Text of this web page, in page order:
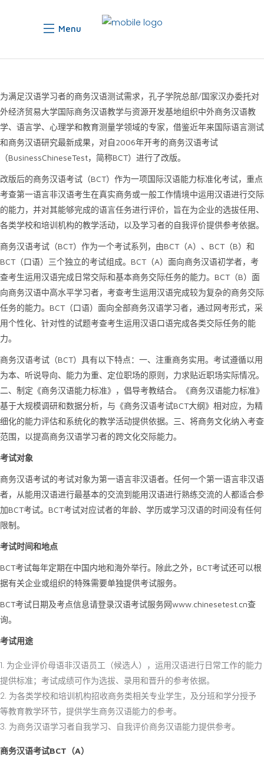
Menu
为满足汉语学习者的商务汉语测试需求，孔子学院总部/国家汉办委托对
外经济贸易大学国际商务汉语教学与资源开发基地组织中外商务汉语教
学、语言学、心理学和教育测量学领域的专家，借鉴近年来国际语言测试
和商务汉语研究最新成果，对自2006年开考的商务汉语考试
（BusinessChineseTest，简称BCT）进行了改版。
改版后的商务汉语考试（BCT）作为一项国际汉语能力标准化考试，重点
考查第一语言非汉语考生在真实商务或一般工作情境中运用汉语进行交际
的能力，并对其能够完成的语言任务进行评价，旨在为企业的选拔任用、
各类学校和培训机构的教学活动，以及学习者的自我评价提供参考依据。
商务汉语考试（BCT）作为一个考试系列，由BCT（A）、BCT（B）和
BCT（口语）三个独立的考试组成。BCT（A）面向商务汉语初学者，考
查考生运用汉语完成日常交际和基本商务交际任务的能力。BCT（B）面
向商务汉语中高水平学习者，考查考生运用汉语完成较为复杂的商务交际
任务的能力。BCT（口语）面向全部商务汉语学习者，通过网考形式，采
用个性化、针对性的试题考查考生运用汉语口语完成各类交际任务的能
力。
商务汉语考试（BCT）具有以下特点：一、注重商务实用。考试遵循以用
为本、听说导向、能力为重、定位职场的原则，力求贴近职场实际情况。
二、制定《商务汉语能力标准》，倡导考教结合。《商务汉语能力标准》
基于大规模调研和数据分析，与《商务汉语考试BCT大纲》相对应，为精
细化的能力评估和系统化的教学活动提供依据。三、将商务文化纳入考查
范围，以提高商务汉语学习者的跨文化交际能力。
考试对象
商务汉语考试的考试对象为第一语言非汉语者。任何一个第一语言非汉语
者，从能用汉语进行最基本的交流到能用汉语进行熟练交流的人都适合参
加BCT考试。BCT考试对应试者的年龄、学历或学习汉语的时间没有任何
限制。
考试时间和地点
BCT考试每年定期在中国内地和海外举行。除此之外，BCT考试还可以根
据有关企业或组织的特殊需要单独提供考试服务。
BCT考试日期及考点信息请登录汉语考试服务网www.chinesetest.cn查
询。
考试用途
为企业评价母语非汉语员工（候选人），运用汉语进行日常工作的能力
提供标准；考试成绩可作为选拔、录用和晋升的参考依据。
为各类学校和培训机构招收商务类相关专业学生，及分班和学分授予
等教育教学环节，提供学生商务汉语能力的参考。
为商务汉语学习者自我学习、自我评价商务汉语能力提供参考。
商务汉语考试BCT （A）